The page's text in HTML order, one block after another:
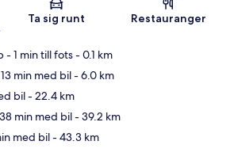
Karta
Ta sig runt Restauranger
- 1 min till fots- 0.1 km
min med bil- 6.0 km
bil- 22.4 km
min med bil- 39.2 km
med bil- 43.3 km